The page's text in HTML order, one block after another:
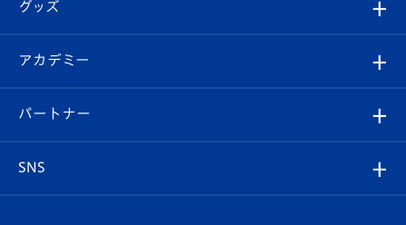
チケット
イベント
メディア
ホームタウン
スタッフプロフィール
マスコット紹介
Revive Team
ヴィヴィくんの長崎おもてなしガイド
フォトギャラリー
スタジアムグルメ
V-LOVERS（ファンクラブ）
プレイヤーズスイート
グッズ
オンラインショップ
店舗情報
アカデミー
育成からのお知らせ
U-18
パートナー
SNS